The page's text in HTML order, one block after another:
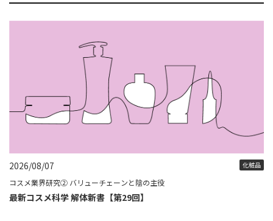
2026/08/07 化粧品
コスメ業界研究② バリューチェーンと陰の主役
最新コスメ科学 解体新書【第29回】